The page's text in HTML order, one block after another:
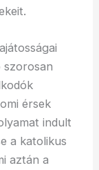
szorosan
érsek
indult
a katolikus
aztán a